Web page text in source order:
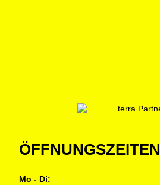
ÖFFNUNGSZEITEN
Mo - Di: